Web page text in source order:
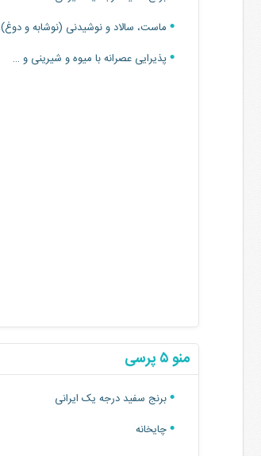
ماست، سالاد و‌ نوشیدنی (نوشابه و دوغ)
پذیرایی عصرانه با میوه و شیرینی و …
منو ۵ پرسی
برنج سفید درجه یک ایرانی
چایخانه